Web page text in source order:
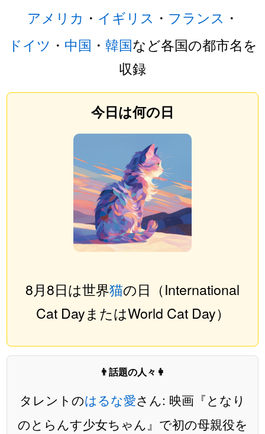
アメリカ ・ イギリス ・ フランス ・
ドイツ ・ 中国 ・ 韓国など各国の都市名を
収録
今日は何の日
8月8日は世界猫の日（International
Cat DayまたはWorld Cat Day）
👨話題の人々👩
タレントのはるな愛さん: 映画『となり
のとらんす少女ちゃん』で初の母親役を